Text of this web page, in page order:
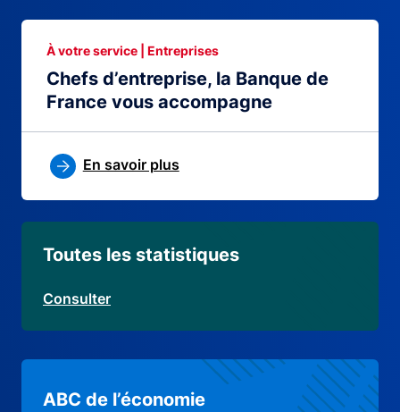
Chefs d’entreprise, la Banque de
France vous accompagne
À votre service | Entreprises
En savoir plus
Toutes les statistiques
Consulter
ABC de l’économie